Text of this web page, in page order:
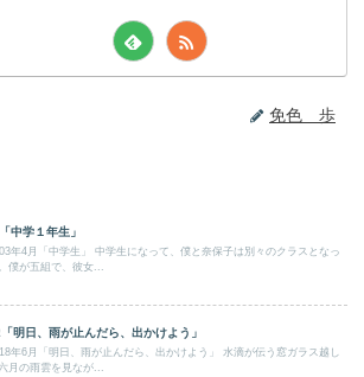
免色 歩
中学１年生」
年4月「中学生」 中学生になって、僕と奈保子は別々のクラスとなっ
僕が五組で、彼女...
明日、雨が止んだら、出かけよう」
年6月「明日、雨が止んだら、出かけよう」 水滴が伝う窓ガラス越し
月の雨雲を見なが...